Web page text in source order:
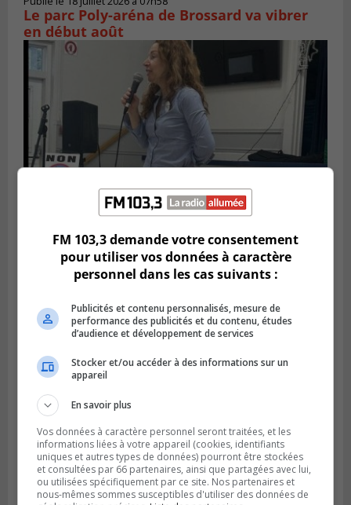
Le parc Poly-aréna de Brossard va vibrer
en début août
Publié le 6 juillet 2026 à 11h18
Climat Québec dévoile deux candidats
pour l’Agglomération
Publié le 6 juillet 2026 à 09h33
Longueuil conclue un contrat pour
FM 103,3 demande votre consentement
pour utiliser vos données à caractère
personnel dans les cas suivants :
Publicités et contenu personnalisés, mesure de
performance des publicités et du contenu, études
d’audience et développement de services
Stocker et/ou accéder à des informations sur un
appareil
En savoir plus
Vos données à caractère personnel seront traitées, et les
informations liées à votre appareil (cookies, identifiants
uniques et autres types de données) pourront être stockées
et consultées par 66 partenaires, ainsi que partagées avec lui,
ou utilisées spécifiquement par ce site. Nos partenaires et
nous-mêmes sommes susceptibles d'utiliser des données de